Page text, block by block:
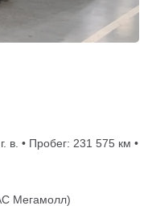
в. • Пробег: 231 575 км •
Мегамолл)